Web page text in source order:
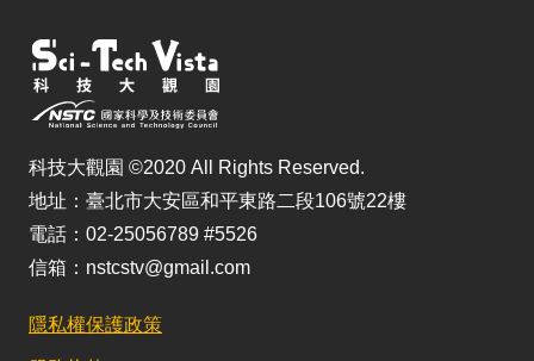
科技大觀園 ©2020 All Rights Reserved.
地址：臺北市大安區和平東路二段106號22樓
電話：02-25056789 #5526
信箱：nstcstv@gmail.com
隱私權保護政策